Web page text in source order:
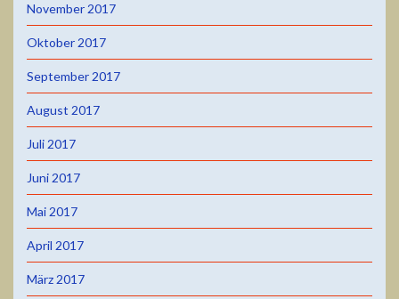
November 2017
Oktober 2017
September 2017
August 2017
Juli 2017
Juni 2017
Mai 2017
April 2017
März 2017